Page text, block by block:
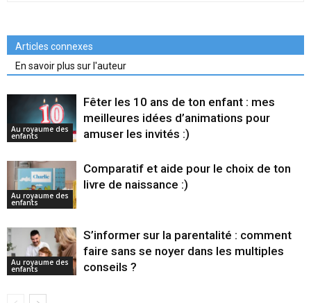
Articles connexes
En savoir plus sur l'auteur
Au royaume des
enfants
Fêter les 10 ans de ton enfant : mes
meilleures idées d’animations pour
amuser les invités :)
Au royaume des
enfants
Comparatif et aide pour le choix de ton
livre de naissance :)
Au royaume des
enfants
S’informer sur la parentalité : comment
faire sans se noyer dans les multiples
conseils ?